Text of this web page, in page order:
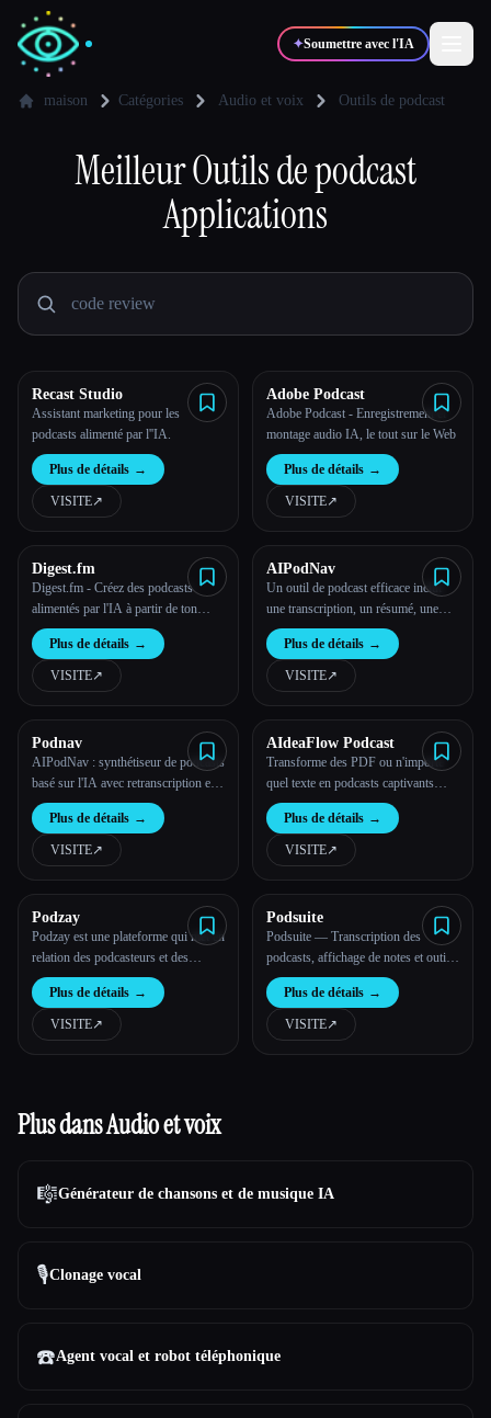
✦Soumettre avec l'IA
Auteurs 🎨
📈
🎓 Étudiants
Blog
Comparer les outils
À propos
maison Catégories Audio et voix Outils de podcast
MeilleurOutils de podcast
Applications
Recast Studio
Assistant marketing pour les
podcasts alimenté par l''IA.
Plus de détails →
VISITE↗︎
Adobe Podcast
Adobe Podcast - Enregistrement et
montage audio IA, le tout sur le Web
Plus de détails →
VISITE↗︎
Digest.fm
Digest.fm - Créez des podcasts
alimentés par l'IA à partir de ton
contenu et lancez-les sur Spotify,
YouTube et Apple Podcasts en
quelques minutes.
Plus de détails →
VISITE↗︎
AIPodNav
Un outil de podcast efficace inclut
une transcription, un résumé, une
carte mentale et les points forts,
fournissant une solution complète
pour la gestion des informations sur
les podcasts.
Plus de détails →
VISITE↗︎
Podnav
AIPodNav : synthétiseur de podcasts
basé sur l'IA avec retranscription en
direct AIPodNav : résumé des
podcasts basés sur l'IA AIPodNav :
retranscription en direct du podcast
AI AIPodNav : une expérience de
Plus de détails →
VISITE↗︎
AIdeaFlow Podcast
Transforme des PDF ou n'importe
quel texte en podcasts captivants
avec deux personnes ou en
conférences individuelles.
Plus de détails →
VISITE↗︎
Podzay
Podzay est une plateforme qui met en
relation des podcasteurs et des
invités pour des collaborations grâce
à une correspondance intelligente, à
une communication facile et à une
réservation rationalisée.
Plus de détails →
VISITE↗︎
Podsuite
Podsuite — Transcription des
podcasts, affichage de notes et outils
de contenu
Plus de détails →
VISITE↗︎
Plus dans Audio et voix
🎼Générateur de chansons et de musique IA
🎙️Clonage vocal
☎️Agent vocal et robot téléphonique